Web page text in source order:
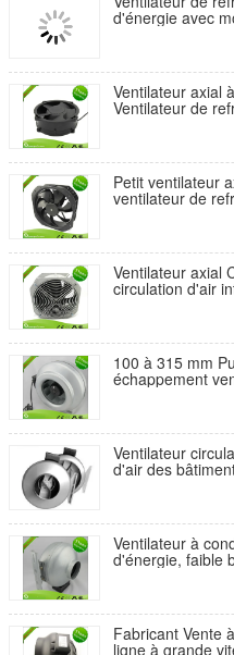
d'énergie avec
Ventilateur axial
Ventilateur de
continu pour la
Petit ventilateur
ventilateur de
équipement de
Ventilateur axial
circulation d'air
100 à 315 mm
échappement
Ventilateur
d'air des
Ventilateur à
d'énergie, faible
Fabricant Vente
ligne à grande